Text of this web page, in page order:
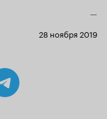
—
28 ноября 2019